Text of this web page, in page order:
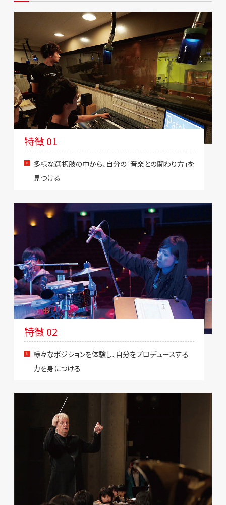
特徴 01
多様な選択肢の中から、自分の「音楽との関わり方」を
見つける
特徴 02
様々なポジションを体験し、自分をプロデュースする
力を身につける